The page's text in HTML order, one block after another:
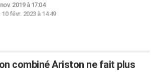
2019 à 17:04
10 févr. 2023 à 14:49
combiné Ariston ne fait plus